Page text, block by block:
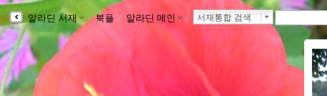
알라딘 서재 ｌ북플 ｌ 알라딘 메인 ｌ 서재통합 검색